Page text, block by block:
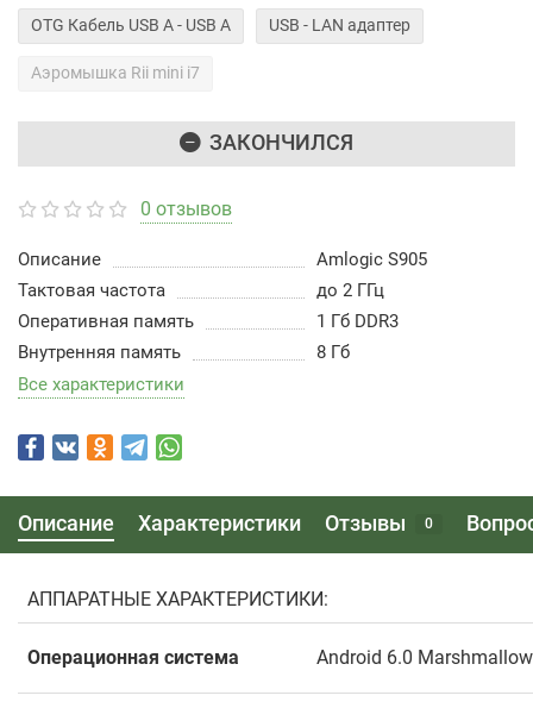
OTG Кабель USB A - USB A USB - LAN адаптер
Аэромышка Rii mini i7
ЗАКОНЧИЛСЯ
0 отзывов
Описание
Amlogic S905
Тактовая частота
до 2 ГГц
Оперативная память
1 Гб DDR3
Внутренняя память
8 Гб
Все характеристики
Описание Характеристики Отзывы 0
АППАРАТНЫЕ ХАРАКТЕРИСТИКИ:
Операционная система Android 6.0 Marshmallow